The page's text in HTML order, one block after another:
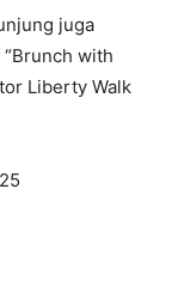
juga
with
Liberty Walk